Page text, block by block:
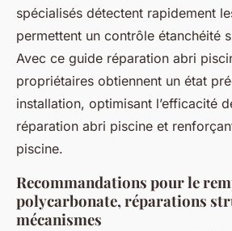
spécialisés détectent rapidement
permettent un contrôle étanchéité
Avec ce guide réparation abri
propriétaires obtiennent un état
installation, optimisant l’efficacité
réparation abri piscine et
piscine.
Recommandations pour le
polycarbonate, réparations
mécanismes